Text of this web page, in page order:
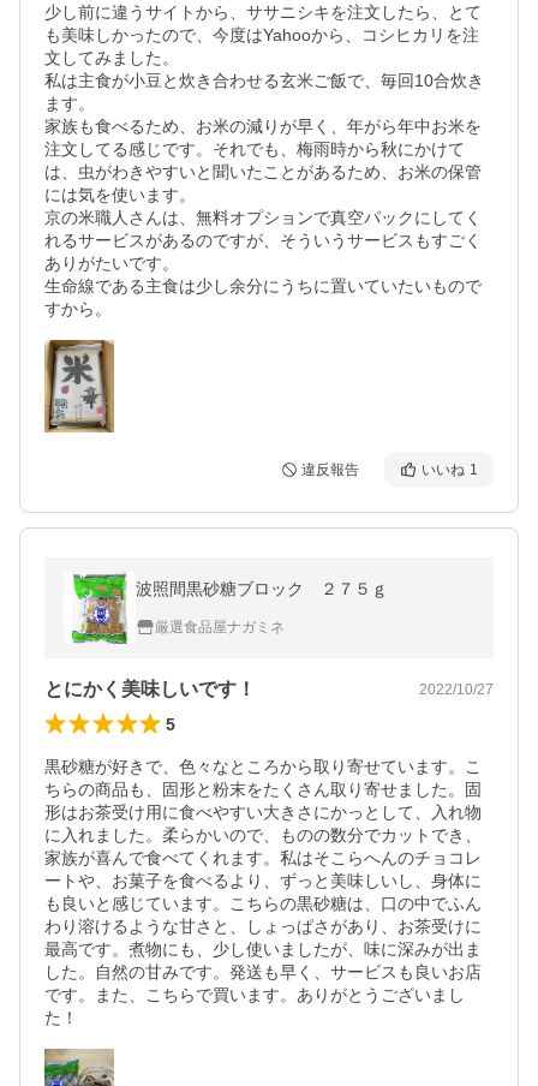
少し前に違うサイトから、ササニシキを注文したら、とて
も美味しかったので、今度はYahooから、コシヒカリを注
文してみました。
私は主食が小豆と炊き合わせる玄米ご飯で、毎回10合炊き
ます。
家族も食べるため、お米の減りが早く、年がら年中お米を
注文してる感じです。それでも、梅雨時から秋にかけて
は、虫がわきやすいと聞いたことがあるため、お米の保管
には気を使います。
京の米職人さんは、無料オプションで真空パックにしてく
れるサービスがあるのですが、そういうサービスもすごく
ありがたいです。
生命線である主食は少し余分にうちに置いていたいもので
違反報告 いいね 1
波照間黒砂糖ブロック ２７５ｇ
厳選食品屋ナガミネ
とにかく美味しいです！ 2022/10/27
5
黒砂糖が好きで、色々なところから取り寄せています。こ
ちらの商品も、固形と粉末をたくさん取り寄せました。固
形はお茶受け用に食べやすい大きさにかっとして、入れ物
に入れました。柔らかいので、ものの数分でカットでき、
家族が喜んで食べてくれます。私はそこらへんのチョコレ
ートや、お菓子を食べるより、ずっと美味しいし、身体に
も良いと感じています。こちらの黒砂糖は、口の中でふん
わり溶けるような甘さと、しょっぱさがあり、お茶受けに
最高です。煮物にも、少し使いましたが、味に深みが出ま
した。自然の甘みです。発送も早く、サービスも良いお店
です。また、こちらで買います。ありがとうございまし
た！